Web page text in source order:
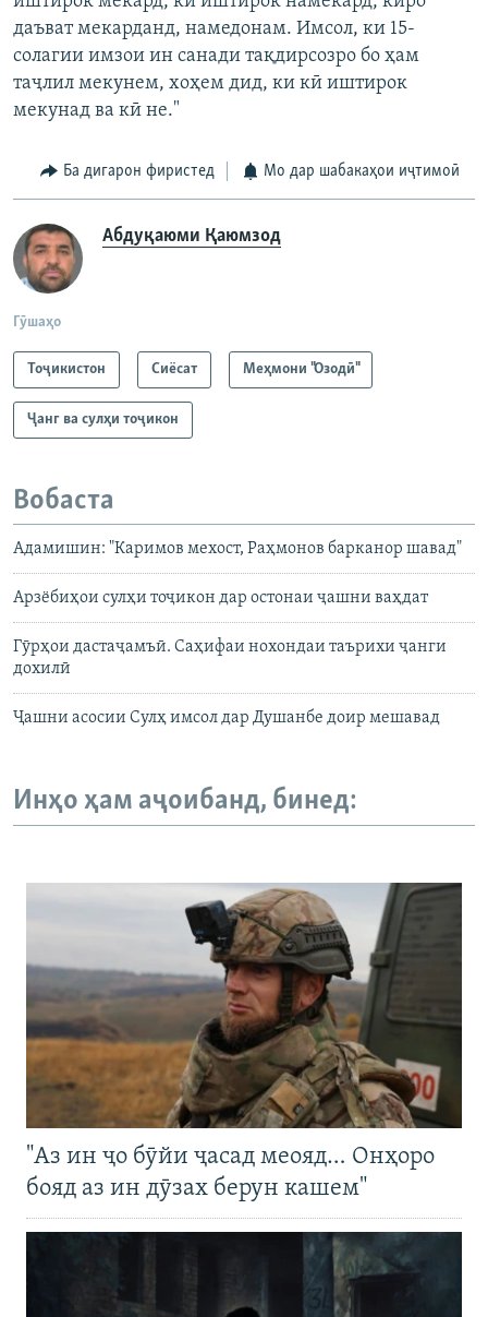
даъват мекарданд, намедонам. Имсол, ки 15-
солагии имзои ин санади тақдирсозро бо ҳам
таҷлил мекунем, хоҳем дид, ки кӣ иштирок
мекунад ва кӣ не."
Ба дигарон фиристед Мо дар шабакаҳои иҷтимоӣ
Абдуқаюми Қаюмзод
Гӯшаҳо
Тоҷикистон Сиёсат Меҳмони "Озодӣ"
Ҷанг ва сулҳи тоҷикон
Вобаста
Адамишин: "Каримов мехост, Раҳмонов барканор шавад"
Арзёбиҳои сулҳи тоҷикон дар остонаи ҷашни ваҳдат
Гӯрҳои дастаҷамъӣ. Саҳифаи нохондаи таърихи ҷанги
дохилӣ
Ҷашни асосии Сулҳ имсол дар Душанбе доир мешавад
Инҳо ҳам аҷоибанд, бинед:
"Аз ин ҷо бӯйи ҷасад меояд… Онҳоро
бояд аз ин дӯзах берун кашем"